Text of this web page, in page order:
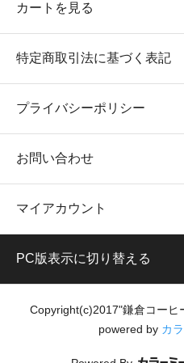
カートを見る
特定商取引法に基づく表記
プライバシーポリシー
お問い合わせ
マイアカウント
PC版表示に切り替える
Copyright(c)2017"鎌倉コーヒ
powered by カ